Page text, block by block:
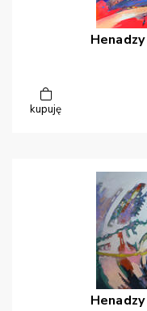
Henadzy
kupuję
Henadzy